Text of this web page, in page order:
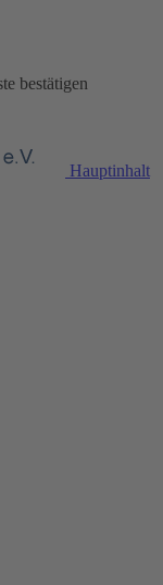
bestätigen
Hauptinhalt